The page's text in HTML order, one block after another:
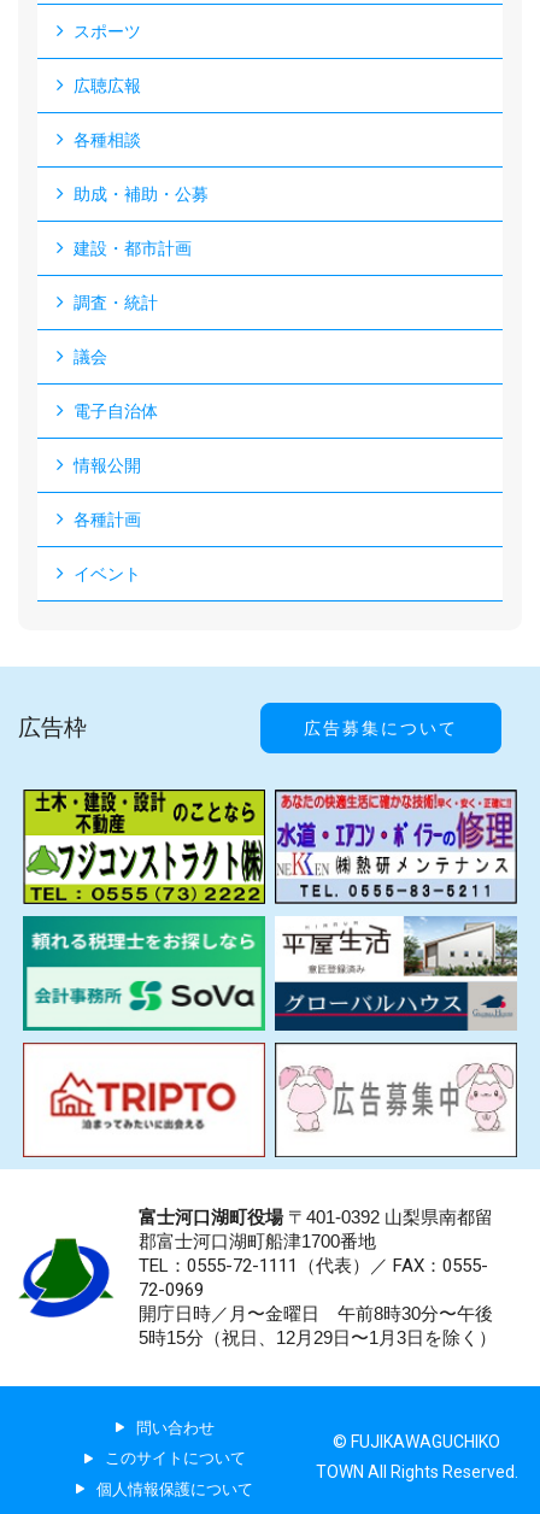
スポーツ
広聴広報
各種相談
助成・補助・公募
建設・都市計画
調査・統計
議会
電子自治体
情報公開
各種計画
イベント
広告枠 広告募集について
富士河口湖町役場〒401-0392 山梨県南都留
郡富士河口湖町船津1700番地
TEL：0555-72-1111 （代表）／ FAX：0555-
72-0969
開庁日時／月〜金曜日 午前8時30分〜午後
5時15分（祝日、12月29日〜1月3日を除く）
問い合わせ
このサイトについて
個人情報保護について
© FUJIKAWAGUCHIKO
TOWN All Rights Reserved.